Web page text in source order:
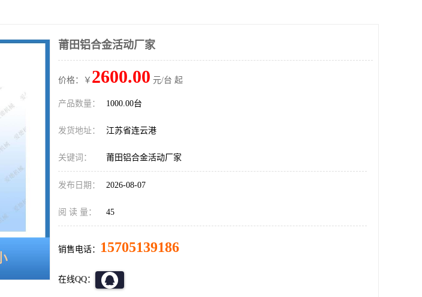
莆田铝合金活动厂家
价格：￥ 2600.00 元/台 起
产品数量： 1000.00台
发货地址： 江苏省连云港
关键词： 莆田铝合金活动厂家
发布日期： 2026-08-07
阅 读 量： 45
销售电话： 15705139186
在线QQ：